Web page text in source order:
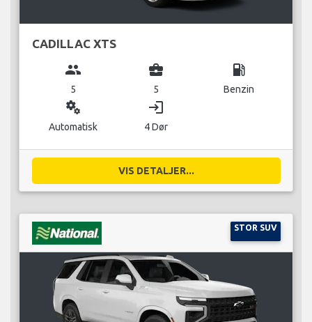
CADILLAC XTS
group
5
business_center
5
local_gas_station
Benzin
miscellaneous_services
Automatisk
login
4 Dør
VIS DETALJER...
STOR SUV